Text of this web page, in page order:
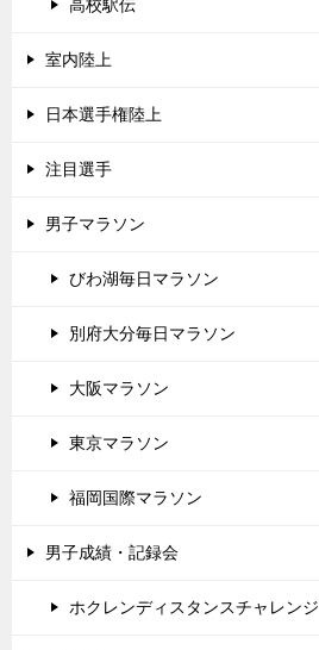
高校駅伝
室内陸上
日本選手権陸上
注目選手
男子マラソン
びわ湖毎日マラソン
別府大分毎日マラソン
大阪マラソン
東京マラソン
福岡国際マラソン
男子成績・記録会
ホクレンディスタンスチャレンジ